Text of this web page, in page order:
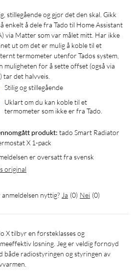
hvert rom skal være. Termostaten
håndgrep på vannbårne ovner og
for å spare energi og redusere
X kan også styres med
Alexa, Apple HomeKit og Google
den manuelt ved å vri på
ved hjelp av
lavere kostnader
app kan du tidsinnstille varmen
på gjesterommet noen timer før
varmer opp hjemmet ditt, minner
forbedre den.
funksjon som sjekker hvor
enkelt å dele fra Tado til Home Assistant
via Matter som var målet mitt. Har ikke
ut om det er mulig å koble til et
termometer utenfor Tados system,
muligheten for å sette offset (også via
tar det halvveis.
Stilig og stillegående
Uklart om du kan koble til et
termometer som ikke er fra Tado.
produkt: tado Smart Radiator
X 1-pack
er oversatt fra svensk
original
anmeldelsen nyttig? Ja (0) Nei (0)
løsning. Jeg er veldig fornøyd
både radiostyringen og styringen av